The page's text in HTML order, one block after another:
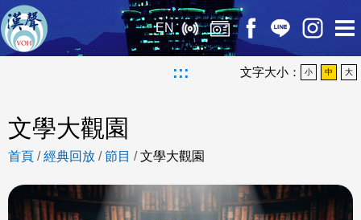
EN
::: 文字大小： 小 中 大
文學大觀園
首頁 /經典回放 /節目 /文學大觀園